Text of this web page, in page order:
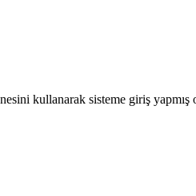
kullanarak sisteme giriş yapmış